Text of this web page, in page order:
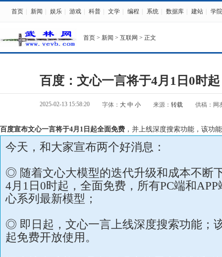
首页 新闻 娱乐 游戏 科普 文学 编程 系统 数据库 建站 学院
首页 > 新闻 > 互联网 > 正文
百度：文心一言将于4月1日0时
2025-02-13 15:58:20 字体： 大 中 小 来源： 转载 供稿：网
百度宣布文心一言将于4月1日起全面免费 ，并上线深度搜索功能，该功
今天，和大家宣布两个好消息：
◎ 随着文心大模型的迭代升级和成本不断
4月1日0时起，全面免费，所有PC端和
心系列最新模型；
◎ 即日起，文心一言上线深度搜索功能；
起免费开放使用。